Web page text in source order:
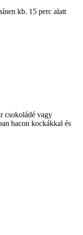
kb. 15 perc alatt
csokoládé vagy
bacon kockákkal és